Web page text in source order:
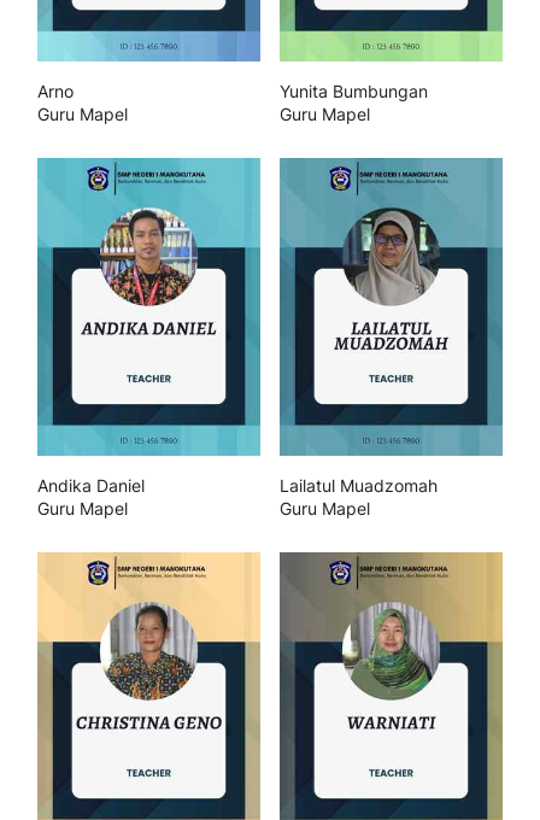
Arno
Guru Mapel
Yunita Bumbungan
Guru Mapel
Andika Daniel
Guru Mapel
Lailatul Muadzomah
Guru Mapel